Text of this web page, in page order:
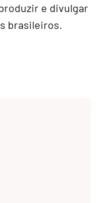
e divulgar
brasileiros.